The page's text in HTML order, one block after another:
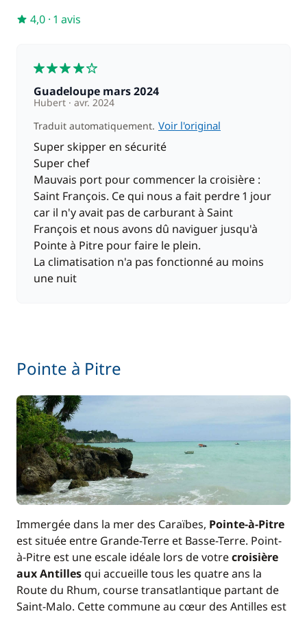
4,0 · 1 avis
Guadeloupe mars 2024
Hubert
avr. 2024
Traduit automatiquement. Voir l'original
Super skipper en sécurité
Super chef
Mauvais port pour commencer la croisière :
Saint François. Ce qui nous a fait perdre 1 jour
car il n'y avait pas de carburant à Saint
François et nous avons dû naviguer jusqu'à
Pointe à Pitre pour faire le plein.
La climatisation n'a pas fonctionné au moins
une nuit
Pointe à Pitre
Immergée dans la mer des Caraïbes, Pointe-à-Pitre
est située entre Grande-Terre et Basse-Terre. Point-
à-Pitre est une escale idéale lors de votrecroisière
aux Antillesqui accueille tous les quatre ans la
Route du Rhum, course transatlantique partant de
Saint-Malo. Cette commune au cœur des Antilles est